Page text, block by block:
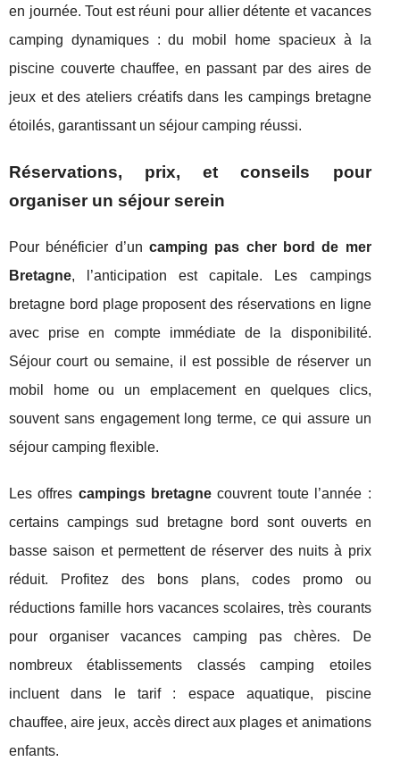
en journée. Tout est réuni pour allier détente et vacances
camping dynamiques : du mobil home spacieux à la
piscine couverte chauffee, en passant par des aires de
jeux et des ateliers créatifs dans les campings bretagne
étoilés, garantissant un séjour camping réussi.
Réservations, prix, et conseils pour
organiser un séjour serein
Pour bénéficier d’un camping pas cher bord de mer
Bretagne, l’anticipation est capitale. Les campings
bretagne bord plage proposent des réservations en ligne
avec prise en compte immédiate de la disponibilité.
Séjour court ou semaine, il est possible de réserver un
mobil home ou un emplacement en quelques clics,
souvent sans engagement long terme, ce qui assure un
séjour camping flexible.
Les offres campings bretagne couvrent toute l’année :
certains campings sud bretagne bord sont ouverts en
basse saison et permettent de réserver des nuits à prix
réduit. Profitez des bons plans, codes promo ou
réductions famille hors vacances scolaires, très courants
pour organiser vacances camping pas chères. De
nombreux établissements classés camping etoiles
incluent dans le tarif : espace aquatique, piscine
chauffee, aire jeux, accès direct aux plages et animations
enfants.